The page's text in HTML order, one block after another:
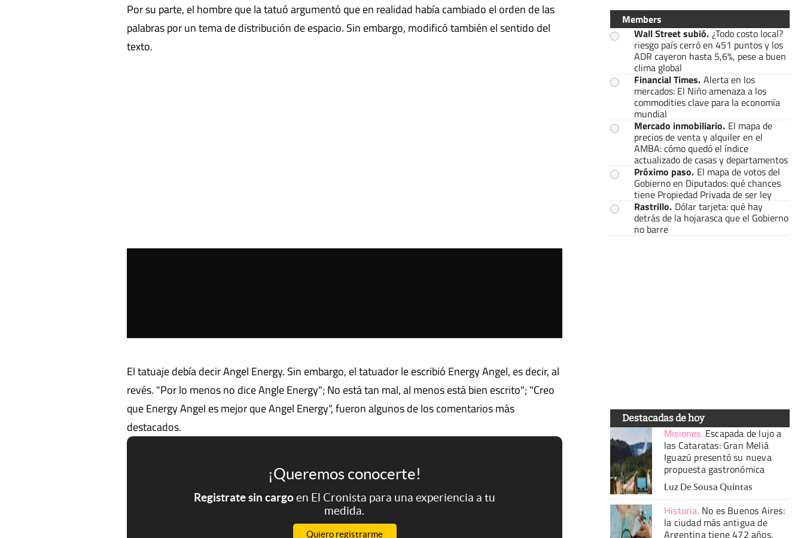
Por su parte, el hombre que la tatuó argumentó que en realidad había cambiado el orden de las
palabras por un tema de distribución de espacio. Sin embargo, modificó también el sentido del
texto.
El tatuaje debía decir Angel Energy. Sin embargo, el tatuador le escribió Energy Angel, es decir, al
revés. "Por lo menos no dice Angle Energy"; No está tan mal, al menos está bien escrito"; "Creo
que Energy Angel es mejor que Angel Energy", fueron algunos de los comentarios más
destacados.
¡Queremos conocerte!
Registrate sin cargoen El Cronista para una experiencia a tu
medida.
Quiero registrarme
Members
Wall Street subió. ¿Todo costo local?
riesgo país cerró en 451 puntos y los
ADR cayeron hasta 5,6%, pese a buen
clima global
Financial Times. Alerta en los
mercados: El Niño amenaza a los
commodities clave para la economía
mundial
Mercado inmobiliario. El mapa de
precios de venta y alquiler en el
AMBA: cómo quedó el índice
actualizado de casas y departamentos
Próximo paso. El mapa de votos del
Gobierno en Diputados: qué chances
tiene Propiedad Privada de ser ley
Rastrillo. Dólar tarjeta: qué hay
detrás de la hojarasca que el Gobierno
no barre
Destacadas de hoy
Misiones. Escapada de lujo a
las Cataratas: Gran Meliá
Iguazú presentó su nueva
propuesta gastronómica
Luz De Sousa Quintas
Historia. No es Buenos Aires:
la ciudad más antigua de
Argentina tiene 472 años,